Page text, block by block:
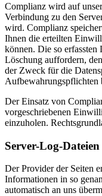
Complianz wird auf
Verbindung zu den
wird. Complianz
Ihnen die erteilten
können. Die so erfassten
Löschung auffordern,
der Zweck für die
Aufbewahrungspflichten
Der Einsatz von
vorgeschriebenen
einzuholen.
Server-Log-Dateien
Der Provider der Seiten
Informationen in so
automatisch an uns